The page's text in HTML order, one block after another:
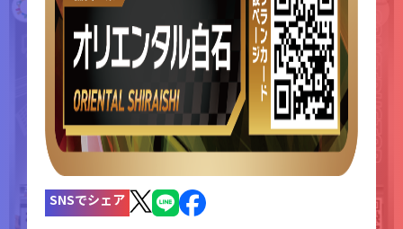
SNSでシェア